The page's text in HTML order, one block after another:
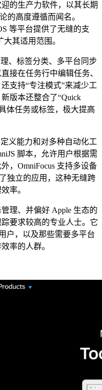
的生产力软件，以其长期
的高度遵循而闻名。
等平台提供了无缝的支
其适用范围。
、标签分类、多平台同步
接在任务行中编辑任务、
支持“专注模式”来减少工
版本还整合了“Quick
体任务或标签，极大提高
义能力和对多种自动化工
脚本，允许用户根据需
，OmniFocus 支持多设备
独立的应用，这种无缝跨
率。
理、并偏好 Apple 生态的
要求较高的专业人士。它
户，以及那些需要多平台
率的人群。